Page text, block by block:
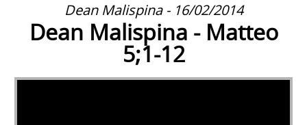
Dean Malispina - 16/02/2014
Dean Malispina - Matteo
5;1-12